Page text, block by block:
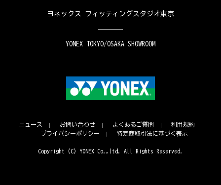
ヨネックス フィッティングスタジオ東京
YONEX TOKYO/OSAKA SHOWROOM
ニュース お問い合わせ よくあるご質問
利用規約
プライバシーポリシー
特定商取引法に基づく表示
Copyright (C) YONEX Co.,ltd. All Rights Reserved.